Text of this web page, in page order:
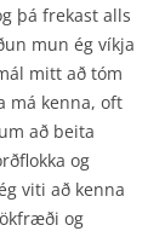
þá frekast alls
mun ég víkja
mitt að tóm
má kenna, oft
að beita
og
viti að kenna
og